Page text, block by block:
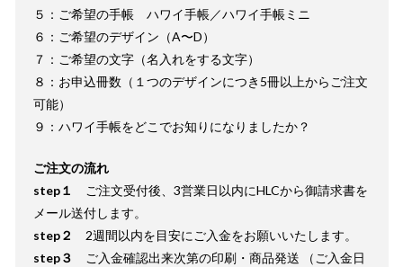
５：ご希望の手帳 ハワイ手帳／ハワイ手帳ミニ
６：ご希望のデザイン（A〜D）
７：ご希望の文字（名入れをする文字）
８：お申込冊数（１つのデザインにつき5冊以上からご注文
可能）
９：ハワイ手帳をどこでお知りになりましたか？
ご注文の流れ
step１
ご注文受付後、3営業日以内にHLCから御請求書を
メール送付します。
step２
2週間以内を目安にご入金をお願いいたします。
step３
ご入金確認出来次第の印刷・商品発送 （ご入金日